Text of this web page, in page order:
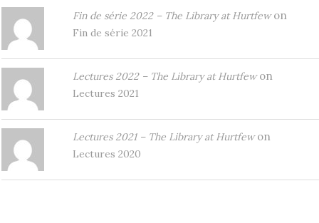
Fin de série 2022 – The Library at Hurtfewon
Fin de série 2021
Lectures 2022 – The Library at Hurtfewon
Lectures 2021
Lectures 2021 – The Library at Hurtfewon
Lectures 2020